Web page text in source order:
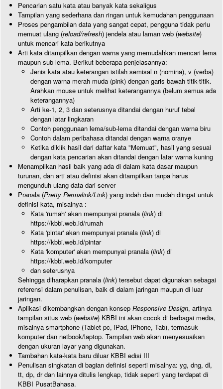
Pencarian satu kata atau banyak kata sekaligus
Tampilan yang sederhana dan ringan untuk kemudahan penggunaan
Proses pengambilan data yang sangat cepat, pengguna tidak perlu
memuat ulang (reload/refresh) jendela atau laman web (website)
untuk mencari kata berikutnya
Arti kata ditampilkan dengan warna yang memudahkan mencari lema
maupun sub lema. Berikut beberapa penjelasannya:
Jenis kata atau keterangan istilah semisal n (nomina), v (verba)
dengan warna merah muda (pink) dengan garis bawah titik-titik.
Arahkan mouse untuk melihat keterangannya (belum semua ada
keterangannya)
Arti ke-1, 2, 3 dan seterusnya ditandai dengan huruf tebal
dengan latar lingkaran
Contoh penggunaan lema/sub-lema ditandai dengan warna biru
Contoh dalam peribahasa ditandai dengan warna oranye
Ketika diklik hasil dari daftar kata "Memuat", hasil yang sesuai
dengan kata pencarian akan ditandai dengan latar warna kuning
Menampilkan hasil baik yang ada di dalam kata dasar maupun
turunan, dan arti atau definisi akan ditampilkan tanpa harus
mengunduh ulang data dari server
Pranala (Pretty Permalink/Link) yang indah dan mudah diingat untuk
definisi kata, misalnya :
Kata 'rumah' akan mempunyai pranala (link) di
https://kbbi.web.id/rumah
Kata 'pintar' akan mempunyai pranala (link) di
https://kbbi.web.id/pintar
Kata 'komputer' akan mempunyai pranala (link) di
https://kbbi.web.id/komputer
dan seterusnya
Sehingga diharapkan pranala (link) tersebut dapat digunakan sebagai
referensi dalam penulisan, baik di dalam jaringan maupun di luar
jaringan.
Aplikasi dikembangkan dengan konsep Responsive Design, artinya
tampilan situs web (website) KBBI ini akan cocok di berbagai media,
misalnya smartphone (Tablet pc, iPad, iPhone, Tab), termasuk
komputer dan netbook/laptop. Tampilan web akan menyesuaikan
dengan ukuran layar yang digunakan.
Tambahan kata-kata baru diluar KBBI edisi III
Penulisan singkatan di bagian definisi seperti misalnya: yg, dng, dl,
tt, dp, dr dan lainnya ditulis lengkap, tidak seperti yang terdapat di
KBBI PusatBahasa.